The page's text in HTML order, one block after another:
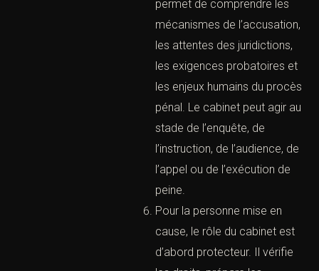
I. Le rôle d’un cabinet d’avocats
(Cabinet d’avocats pénalistes à
Paris – Défense pénale immédiate)
Un cabinet pénaliste
intervient pour défendre les
personnes mises en cause,
mais également pour
accompagner les victimes.
Cette double compétence
permet de comprendre les